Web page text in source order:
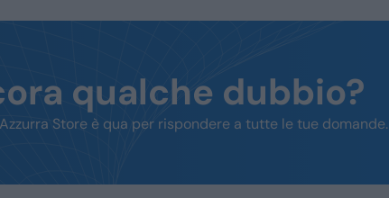
qualche dubbio?
Store è qua per rispondere a tutte le tue domande.